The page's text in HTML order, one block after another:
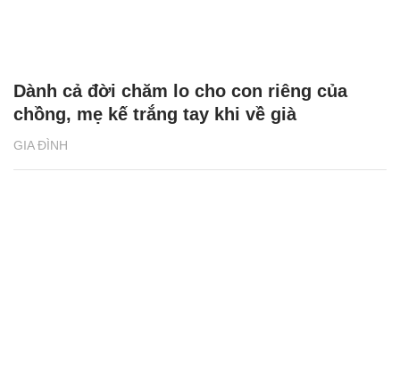
GIA ĐÌNH
Dành cả đời chăm lo cho con riêng của
chồng, mẹ kế trắng tay khi về già